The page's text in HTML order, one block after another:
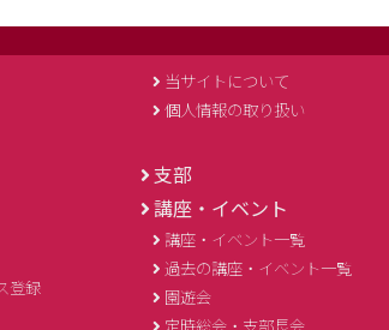
登録
当サイトについて
個人情報の取り扱い
支部
講座・イベント
講座・イベント一覧
過去の講座・イベント一覧
園遊会